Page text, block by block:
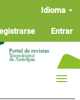
Idioma
Entrar
Toggle